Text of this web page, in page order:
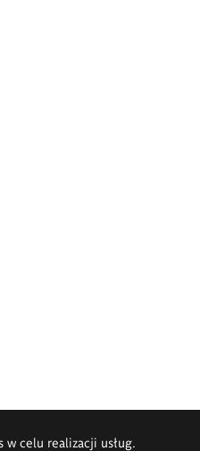
w celu realizacji usług.